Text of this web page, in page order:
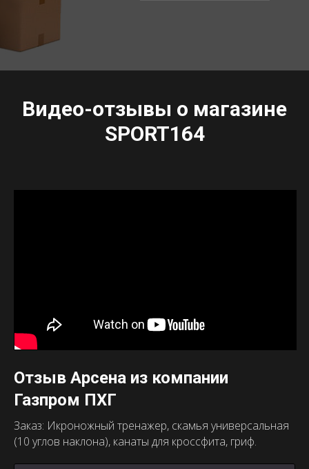
Видео-отзывы о магазине
SPORT164
Отзыв Арсена из компании
Газпром ПХГ
Заказ: Икроножный тренажер, скамья универсальная
(10 углов наклона), канаты для кроссфита, гриф.